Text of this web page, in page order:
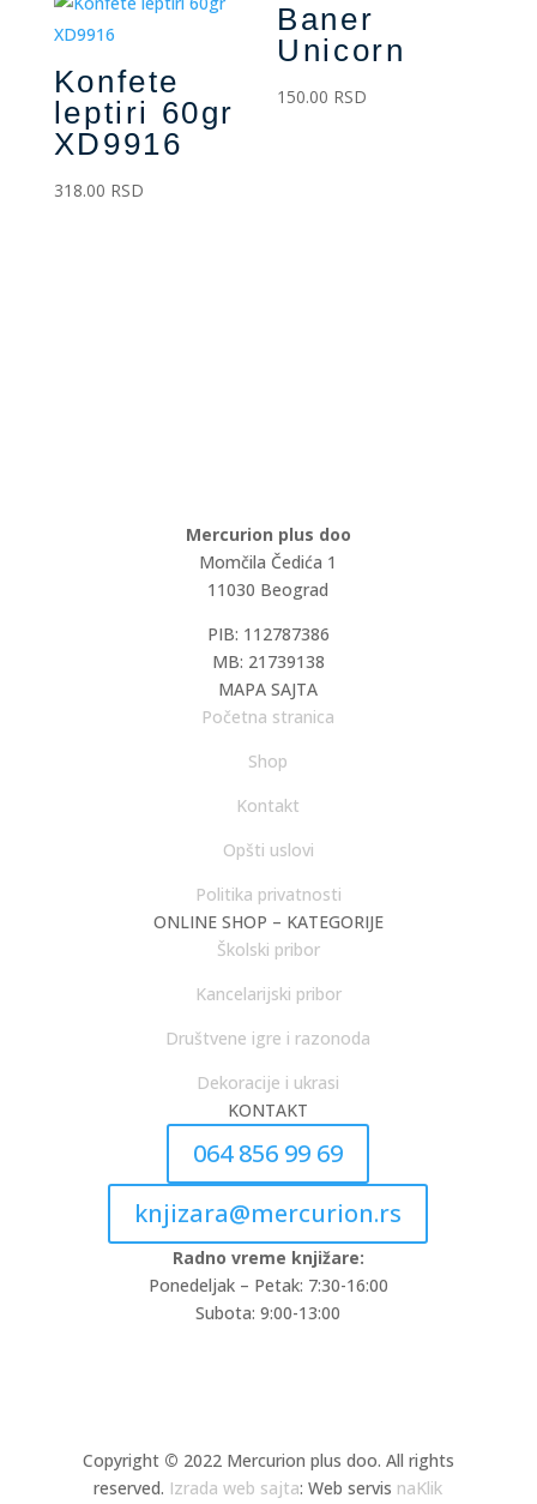
Konfete
leptiri 60gr
XD9916
318.00 RSD
Baner
Unicorn
150.00 RSD
Mercurion plus doo
Momčila Čedića 1
11030 Beograd
PIB: 112787386
MB: 21739138
MAPA SAJTA
Početna stranica
Shop
Kontakt
Opšti uslovi
Politika privatnosti
ONLINE SHOP – KATEGORIJE
Školski pribor
Kancelarijski pribor
Društvene igre i razonoda
Dekoracije i ukrasi
KONTAKT
064 856 99 69
knjizara@mercurion.rs
Radno vreme knjižare:
Ponedeljak – Petak: 7:30-16:00
Subota: 9:00-13:00
Copyright © 2022 Mercurion plus doo. All rights
reserved. Izrada web sajta: Web servis naKlik